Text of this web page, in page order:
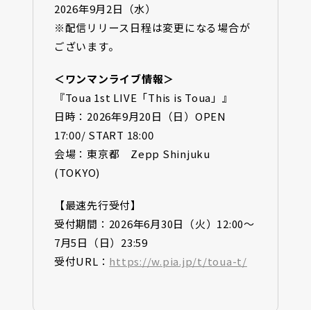
2026年9月2日（水）
※配信リリース日程は変更になる場合が
ございます。
＜ワンマンライブ情報＞
『Toua 1st LIVE「This is Toua」』
日時：2026年9月20日（日）OPEN
17:00/ START 18:00
会場：東京都 Zepp Shinjuku
(TOKYO)
【最速先行受付】
受付期間：2026年6月30日（火）12:00〜
7月5日（日）23:59
受付URL： https://w.pia.jp/t/toua-t/